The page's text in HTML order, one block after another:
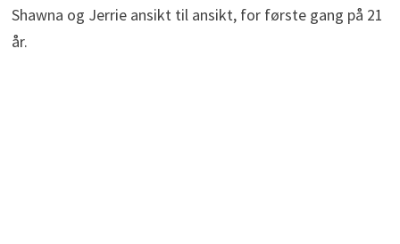
Shawna og Jerrie ansikt til ansikt, for første gang på 21
år.